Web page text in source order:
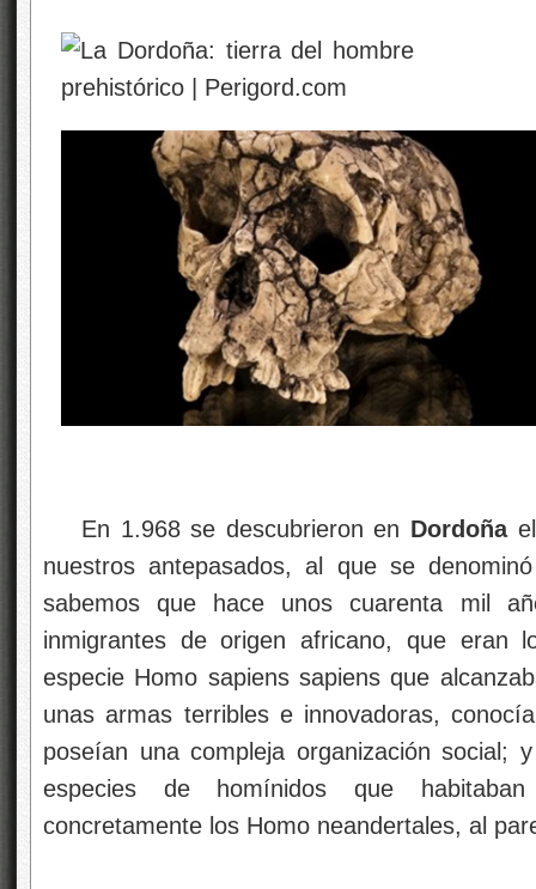
En 1.968 se descubrieron en Dordoñael
nuestros antepasados, al que se
sabemos que hace unos cuarenta mil
inmigrantes de origen africano, que eran
especie Homo sapiens sapiens que
unas armas terribles e innovadoras,
poseían una compleja organización
especies de homínidos que
concretamente los Homo neandertales, al